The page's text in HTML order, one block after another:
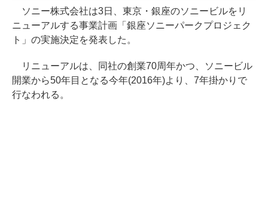
ソニー株式会社は3日、東京・銀座のソニービルをリ
ニューアルする事業計画「銀座ソニーパークプロジェク
ト」の実施決定を発表した。
リニューアルは、同社の創業70周年かつ、ソニービル
開業から50年目となる今年(2016年)より、7年掛かりで
行なわれる。